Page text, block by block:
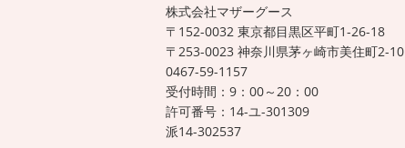
株式会社マザーグース
〒152-0032 東京都目黒区平町1-26-18
〒253-0023 神奈川県茅ヶ崎市美住町2-10
0467-59-1157
受付時間：9：00～20：00
許可番号：14-ユ-301309
派14-302537